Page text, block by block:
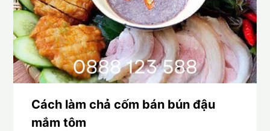
Cách làm chả cốm bán bún đậu
mắm tôm